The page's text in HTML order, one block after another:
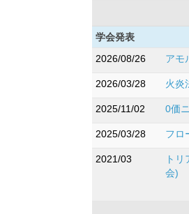
学会発表
2026/08/26
アモ
2026/03/28 火炎
2025/11/02 0価
2025/03/28 フロ
2021/03
ト
会)